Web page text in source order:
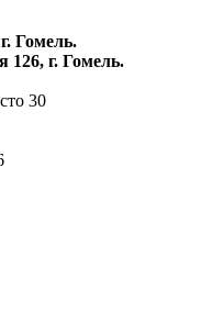
Гомель.
126, г. Гомель.
30